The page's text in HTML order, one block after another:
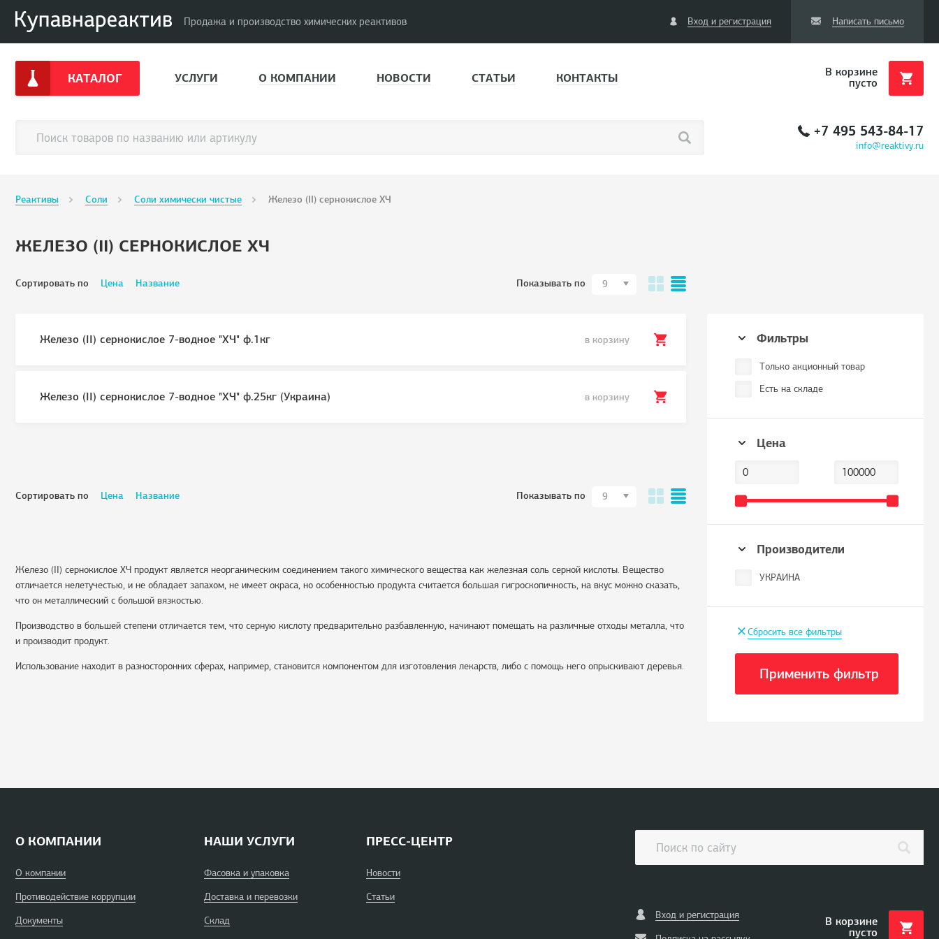
Продажа и производство химических реактивов Написать письмо
Вход и регистрация
КАТАЛОГ УСЛУГИ О КОМПАНИИ НОВОСТИ СТАТЬИ КОНТАКТЫ
В корзине
пусто
+7 495 543-84-17
info@reaktivy.ru
Реактивы Соли Соли химически чистые Железо (II) сернокислое ХЧ
ЖЕЛЕЗО (II) СЕРНОКИСЛОЕ ХЧ
Сортировать по Цена Название Показывать по 9
Железо (II) сернокислое 7-водное "ХЧ" ф.1кг в корзину
Железо (II) сернокислое 7-водное "ХЧ" ф.25кг (Украина) в корзину
Сортировать по Цена Название Показывать по 9
Железо (II) сернокислое ХЧ продукт является неорганическим соединением такого химического вещества как железная соль серной кислоты. Вещество
отличается нелетучестью, и не обладает запахом, не имеет окраса, но особенностью продукта считается большая гигроскопичность, на вкус можно сказать,
что он металлический с большой вязкостью.
Производство в большей степени отличается тем, что серную кислоту предварительно разбавленную, начинают помещать на различные отходы металла, что
и производит продукт.
Использование находит в разносторонних сферах, например, становится компонентом для изготовления лекарств, либо с помощь него опрыскивают деревья.
Фильтры
Только акционный товар
Есть на складе
Цена
Производители
УКРАИНА
+Сбросить все фильтры
Применить фильтр
О КОМПАНИИ
О компании
Противодействие коррупции
Документы
НАШИ УСЛУГИ
Фасовка и упаковка
Доставка и перевозки
Склад
ПРЕСС-ЦЕНТР
Новости
Статьи
Вход и регистрация
В корзине
пусто